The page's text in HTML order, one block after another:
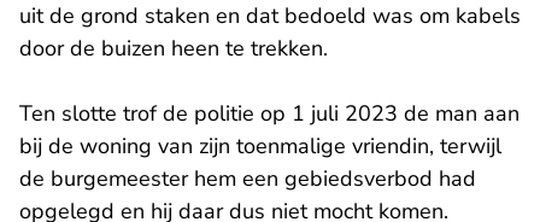
uit de grond staken en dat bedoeld was om kabels
door de buizen heen te trekken.
Ten slotte trof de politie op 1 juli 2023 de man aan
bij de woning van zijn toenmalige vriendin, terwijl
de burgemeester hem een gebiedsverbod had
opgelegd en hij daar dus niet mocht komen.